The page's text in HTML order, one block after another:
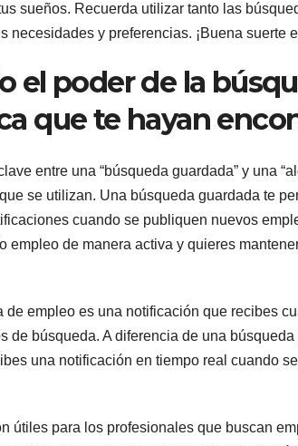
sueños. Recuerda utilizar tanto las
necesidades y preferencias. ¡Buena suerte
el poder de la
que te hayan
entre una “búsqueda guardada” y una
se utilizan. Una búsqueda guardada te
cuando se publiquen nuevos
empleo de manera activa y quieres
de empleo es una notificación que recibes
de búsqueda. A diferencia de una
una notificación en tiempo real cuando
útiles para los profesionales que buscan